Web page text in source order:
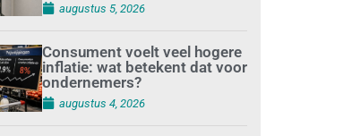
augustus 5, 2026
Consument voelt veel hogere
inflatie: wat betekent dat voor
ondernemers?
augustus 4, 2026